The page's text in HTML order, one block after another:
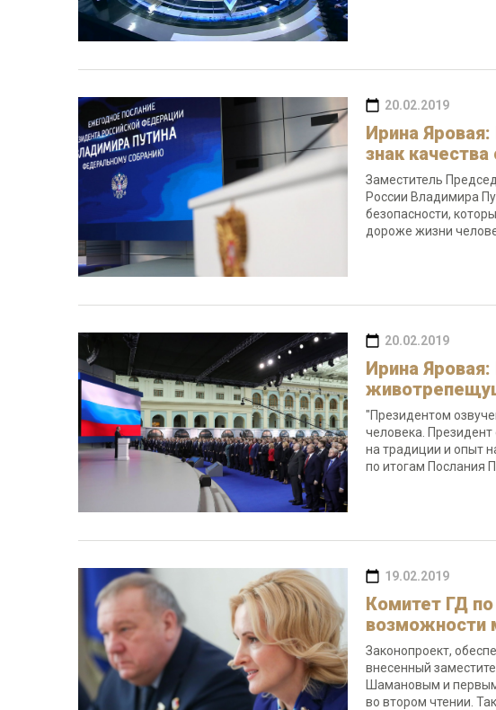
20.02.2019
Ирина
знак
Заместитель
России Владимира
безопасности,
дороже жизни
20.02.2019
Ирина
"Президентом
человека. Президент
на традиции и опыт
по итогам Послания
19.02.2019
Комитет ГД
возможности
Законопроект,
внесенный
Шамановым и
во втором чтении.